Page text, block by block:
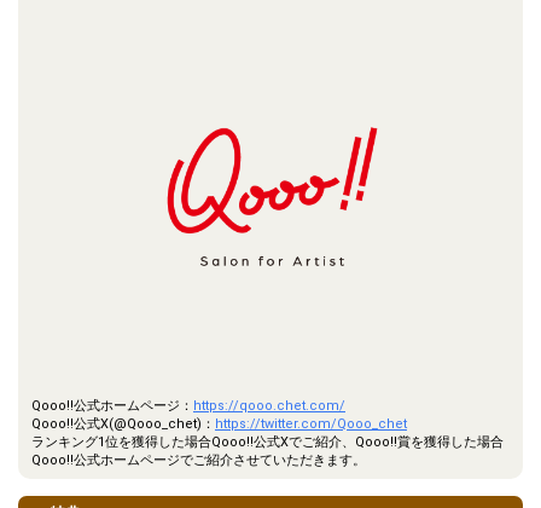
Qooo!!公式ホームページ： https://qooo.chet.com/
Qooo!!公式X(@Qooo_chet)： https://twitter.com/Qooo_chet
ランキング1位を獲得した場合Qooo!!公式Xでご紹介、Qooo!!賞を獲得した場合
Qooo!!公式ホームページでご紹介させていただきます。